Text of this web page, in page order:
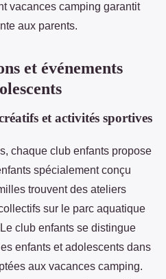
vacances camping garantit
aux parents.
et événements
et activités sportives
chaque club enfants propose
spécialement conçu
trouvent des ateliers
sur le parc aquatique
club enfants se distingue
enfants et adolescents dans
aux vacances camping.